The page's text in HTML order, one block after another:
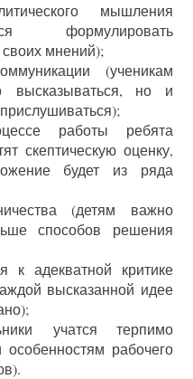
мышления
формулировать
мнений);
(ученикам
высказываться, но и
работы ребята
скептическую оценку,
будет из ряда
(детям важно
способов решения
к адекватной критике
высказанной идее
учатся терпимо
рабочего